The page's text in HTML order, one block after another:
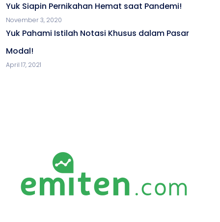
Yuk Siapin Pernikahan Hemat saat Pandemi!
November 3, 2020
Yuk Pahami Istilah Notasi Khusus dalam Pasar
Modal!
April 17, 2021